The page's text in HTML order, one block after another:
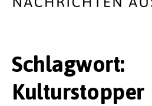
Schlagwort:
Kulturstopper